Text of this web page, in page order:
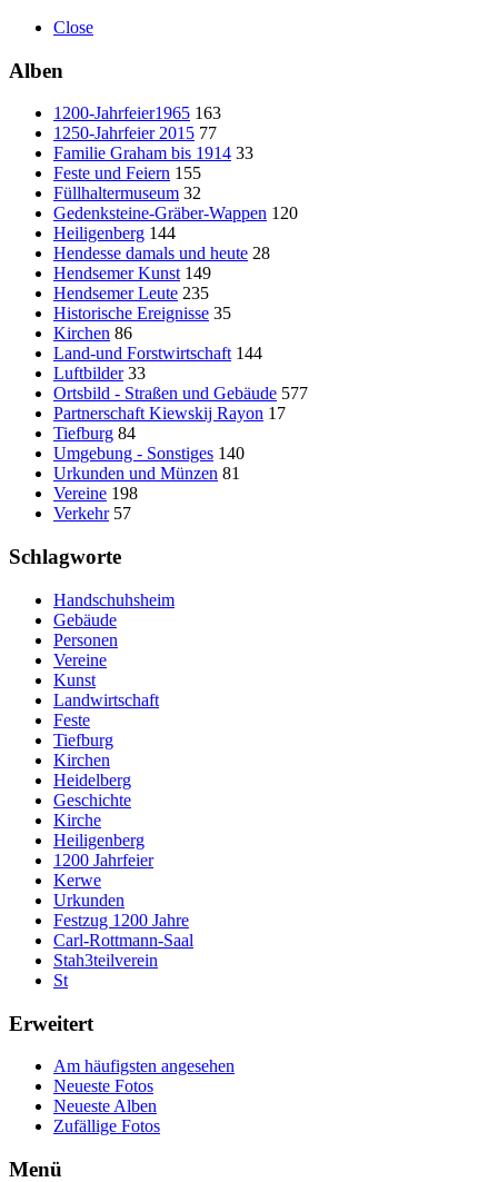
Close
Alben
1200-Jahrfeier1965 163
1250-Jahrfeier 2015 77
Familie Graham bis 1914 33
Feste und Feiern 155
Füllhaltermuseum 32
Gedenksteine-Gräber-Wappen 120
Heiligenberg 144
Hendesse damals und heute 28
Hendsemer Kunst 149
Hendsemer Leute 235
Historische Ereignisse 35
Kirchen 86
Land-und Forstwirtschaft 144
Luftbilder 33
Ortsbild - Straßen und Gebäude 577
Partnerschaft Kiewskij Rayon 17
Tiefburg 84
Umgebung - Sonstiges 140
Urkunden und Münzen 81
Vereine 198
Verkehr 57
Schlagworte
Handschuhsheim
Gebäude
Personen
Vereine
Kunst
Landwirtschaft
Feste
Tiefburg
Kirchen
Heidelberg
Geschichte
Kirche
Heiligenberg
1200 Jahrfeier
Kerwe
Urkunden
Festzug 1200 Jahre
Carl-Rottmann-Saal
Stah3teilverein
St
Erweitert
Am häufigsten angesehen
Neueste Fotos
Neueste Alben
Zufällige Fotos
Menü